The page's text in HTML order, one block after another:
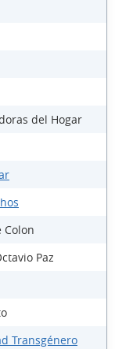
del Hogar
Colon
Paz
Transgénero